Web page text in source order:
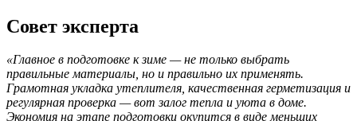
Совет эксперта
«Главное в подготовке к зиме — не только выбрать
правильные материалы, но и правильно их применять.
Грамотная укладка утеплителя, качественная герметизация и
регулярная проверка — вот залог тепла и уюта в доме.
Экономия на этапе подготовки окупится в виде меньших